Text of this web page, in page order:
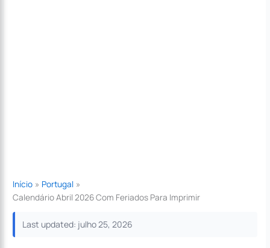
Início
Portugal
Calendário Abril 2026 Com Feriados Para Imprimir
Last updated: julho 25, 2026